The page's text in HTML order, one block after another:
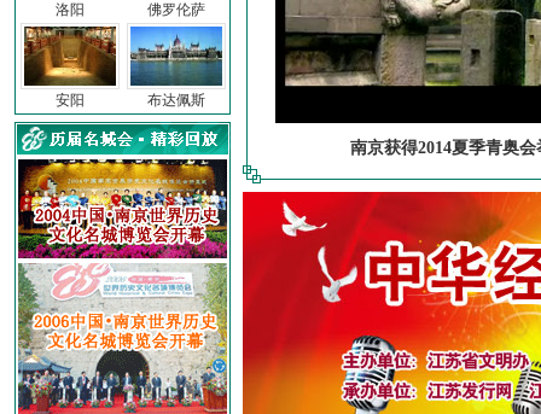
洛阳
安阳
佛罗伦萨
布达佩斯
南京获得2014夏季青奥会